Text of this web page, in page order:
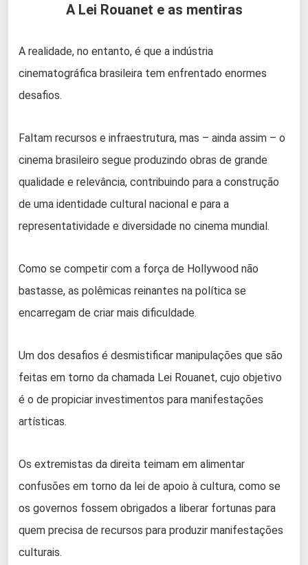
A Lei Rouanet e as mentiras
A realidade, no entanto, é que a indústria
cinematográfica brasileira tem enfrentado enormes
desafios.
Faltam recursos e infraestrutura, mas – ainda assim – o
cinema brasileiro segue produzindo obras de grande
qualidade e relevância, contribuindo para a construção
de uma identidade cultural nacional e para a
representatividade e diversidade no cinema mundial.
Como se competir com a força de Hollywood não
bastasse, as polêmicas reinantes na política se
encarregam de criar mais dificuldade.
Um dos desafios é desmistificar manipulações que são
feitas em torno da chamada Lei Rouanet, cujo objetivo
é o de propiciar investimentos para manifestações
artísticas.
Os extremistas da direita teimam em alimentar
confusões em torno da lei de apoio à cultura, como se
os governos fossem obrigados a liberar fortunas para
quem precisa de recursos para produzir manifestações
culturais.